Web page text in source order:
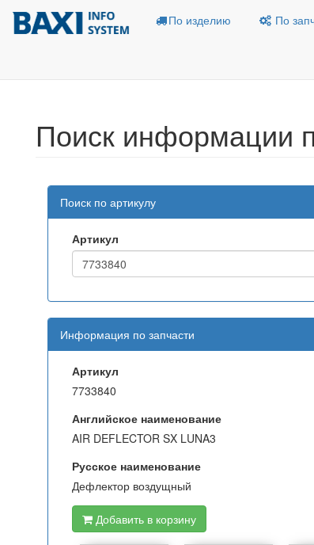
По изделию По
Поиск информации
Поиск по артикулу
Артикул
Информация по запчасти
Артикул
7733840
Английское наименование
AIR DEFLECTOR SX LUNA3
Русское наименование
Дефлектор воздущный
Добавить в корзину